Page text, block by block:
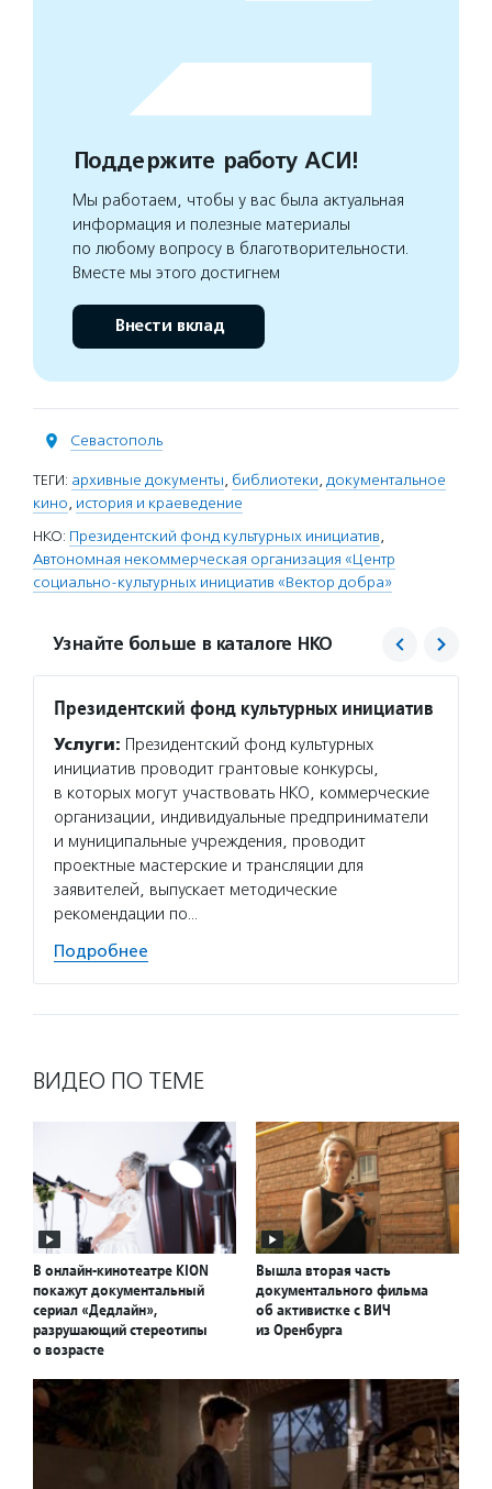
Поддержите работу АСИ!
Мы работаем, чтобы у вас была актуальная
информация и полезные материалы
по любому вопросу в благотворительности.
Вместе мы этого достигнем
Внести вклад
Севастополь
ТЕГИ: архивные документы, библиотеки, документальное
кино, история и краеведение
НКО: Президентский фонд культурных инициатив,
Автономная некоммерческая организация «Центр
социально-культурных инициатив «Вектор добра»
Узнайте больше в каталоге НКО
Президентский фонд культурных инициатив
Услуги: Президентский фонд культурных
инициатив проводит грантовые конкурсы,
в которых могут участвовать НКО, коммерческие
организации, индивидуальные предприниматели
и муниципальные учреждения, проводит
проектные мастерские и трансляции для
заявителей, выпускает методические
рекомендации по…
Подробнее
ВИДЕО ПО ТЕМЕ
В онлайн-кинотеатре KION
покажут документальный
сериал «Дедлайн»,
разрушающий стереотипы
о возрасте
Вышла вторая часть
документального фильма
об активистке с ВИЧ
из Оренбурга